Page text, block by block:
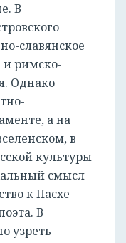
В
славянское
и римско-
Однако
а на
в
культуры
смысл
к Пасхе
В
узреть